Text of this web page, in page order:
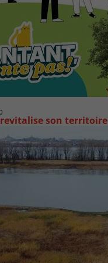
son territoire